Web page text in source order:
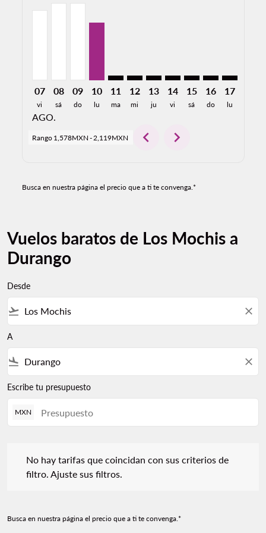
LMM–DGO, 07/08/2026: Desde 1,920MXN
07
vi
AGO.
08
sá
09
do
10
lu
11
ma
12
mi
13
ju
14
vi
15
sá
16
do
17
lu
Rango 1,578MXN -2,119MXN chevron_left chevron_right
Busca en nuestra página el precio que a ti te convenga.*
Vuelos baratos de Los Mochis a
Durango
Desde
flight_takeoff close
A
flight_land close
Escribe tu presupuesto
MXN
No hay tarifas que coincidan con sus criterios de
filtro. Ajuste sus filtros.
Busca en nuestra página el precio que a ti te convenga.*